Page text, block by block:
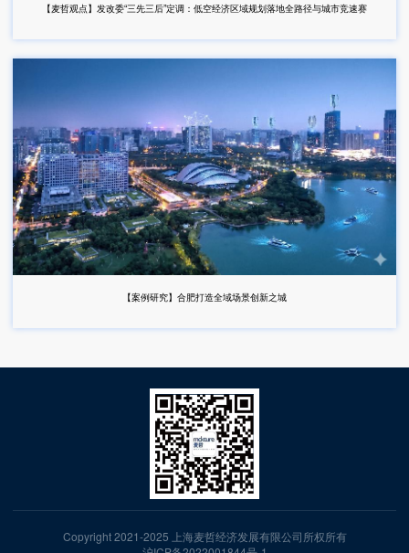
【麦哲观点】发改委“三先三后”定调：低空经济区域规划落地全路径与城市竞速赛
【案例研究】合肥打造全域场景创新之城
Copyright 2021-2025 上海麦哲经济发展有限公司所权所有